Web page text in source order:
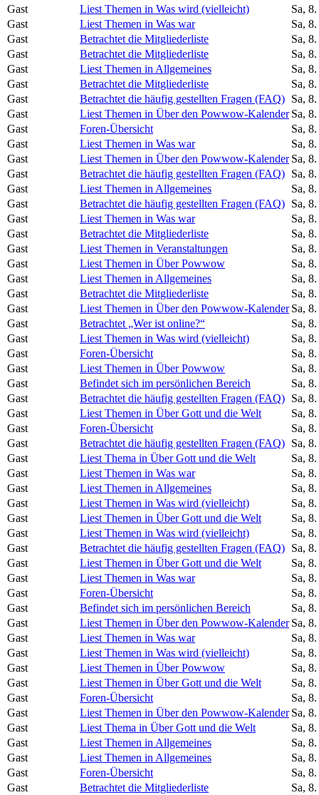
Gast Liest Themen in Was wird (vielleicht)
Sa,
Gast
Liest Themen in Was war
Sa,
Gast
Betrachtet die Mitgliederliste
Sa,
Gast
Betrachtet die Mitgliederliste
Sa,
Gast
Liest Themen in Allgemeines
Sa,
Gast
Betrachtet die Mitgliederliste
Sa,
Gast
Betrachtet die häufig gestellten Fragen (FAQ) Sa,
Gast
Liest Themen in Über den Powwow-Kalender Sa,
Gast
Foren-Übersicht
Sa,
Gast
Liest Themen in Was war
Sa,
Gast
Liest Themen in Über den Powwow-Kalender Sa,
Gast
Betrachtet die häufig gestellten Fragen (FAQ) Sa,
Gast
Liest Themen in Allgemeines
Sa,
Gast
Betrachtet die häufig gestellten Fragen (FAQ) Sa,
Gast
Liest Themen in Was war
Sa,
Gast
Betrachtet die Mitgliederliste
Sa,
Gast
Liest Themen in Veranstaltungen
Sa,
Gast
Liest Themen in Über Powwow
Sa,
Gast
Liest Themen in Allgemeines
Sa,
Gast
Betrachtet die Mitgliederliste
Sa,
Gast
Liest Themen in Über den Powwow-Kalender Sa,
Gast
Betrachtet „Wer ist online?“
Sa,
Gast
Liest Themen in Was wird (vielleicht)
Sa,
Gast
Foren-Übersicht
Sa,
Gast
Liest Themen in Über Powwow
Sa,
Gast
Befindet sich im persönlichen Bereich
Sa,
Gast
Betrachtet die häufig gestellten Fragen (FAQ) Sa,
Gast
Liest Themen in Über Gott und die Welt
Sa,
Gast
Foren-Übersicht
Sa,
Gast
Betrachtet die häufig gestellten Fragen (FAQ) Sa,
Gast
Liest Thema in Über Gott und die Welt
Sa,
Gast
Liest Themen in Was war
Sa,
Gast
Liest Themen in Allgemeines
Sa,
Gast
Liest Themen in Was wird (vielleicht)
Sa,
Gast
Liest Themen in Über Gott und die Welt
Sa,
Gast
Liest Themen in Was wird (vielleicht)
Sa,
Gast
Betrachtet die häufig gestellten Fragen (FAQ) Sa,
Gast
Liest Themen in Über Gott und die Welt
Sa,
Gast
Liest Themen in Was war
Sa,
Gast
Foren-Übersicht
Sa,
Gast
Befindet sich im persönlichen Bereich
Sa,
Gast
Liest Themen in Über den Powwow-Kalender Sa,
Gast
Liest Themen in Was war
Sa,
Gast
Liest Themen in Was wird (vielleicht)
Sa,
Gast
Liest Themen in Über Powwow
Sa,
Gast
Liest Themen in Über Gott und die Welt
Sa,
Gast
Foren-Übersicht
Sa,
Gast
Liest Themen in Über den Powwow-Kalender Sa,
Gast
Liest Thema in Über Gott und die Welt
Sa,
Gast
Liest Themen in Allgemeines
Sa,
Gast
Liest Themen in Allgemeines
Sa,
Gast
Foren-Übersicht
Sa,
Gast
Betrachtet die Mitgliederliste
Sa,